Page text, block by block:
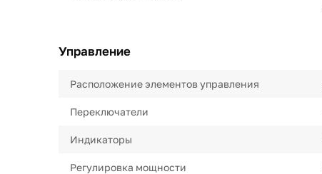
Управление
Расположение элементов управления
Переключатели
Индикаторы
Регулировка мощности